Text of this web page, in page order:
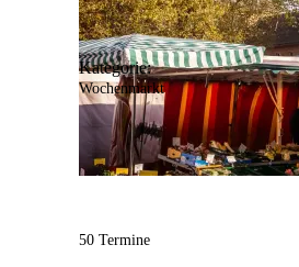
Kategorie:
Wochenmarkt
50 Termine